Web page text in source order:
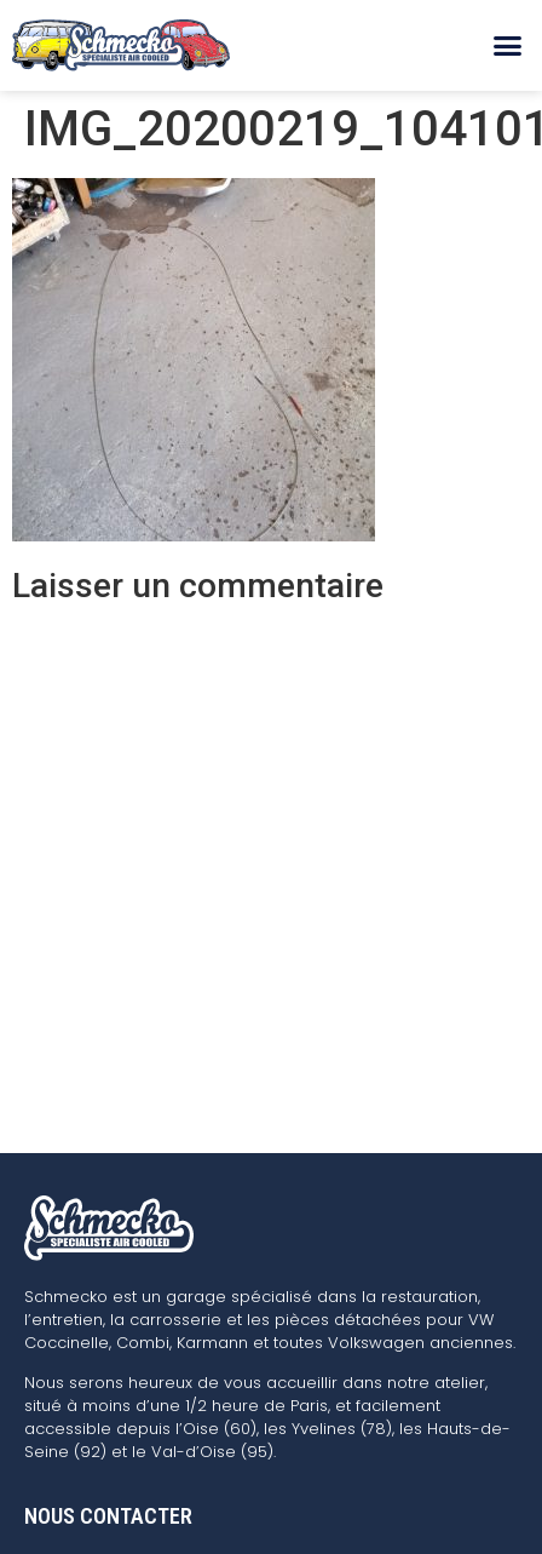
Laisser un commentaire
Schmecko est un garage spécialisé dans la restauration,
l’entretien, la carrosserie et les pièces détachées pour VW
Coccinelle, Combi, Karmann et toutes Volkswagen anciennes.
Nous serons heureux de vous accueillir dans notre atelier,
situé à moins d’une 1/2 heure de Paris, et facilement
accessible depuis l’Oise (60), les Yvelines (78), les Hauts-de-
Seine (92) et le Val-d’Oise (95).
NOUS CONTACTER